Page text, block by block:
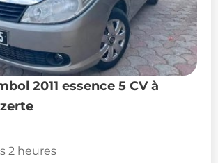
2011 essence 5 CV à
2 heures